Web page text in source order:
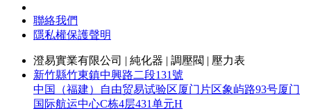
聯絡我們
隱私權保護聲明
澄易實業有限公司 | 純化器 | 調壓閥 | 壓力表
新竹縣竹東鎮中興路二段131號
中国（福建）自由贸易试验区厦门片区象屿路93号厦门
国际航运中心C栋4层431单元H